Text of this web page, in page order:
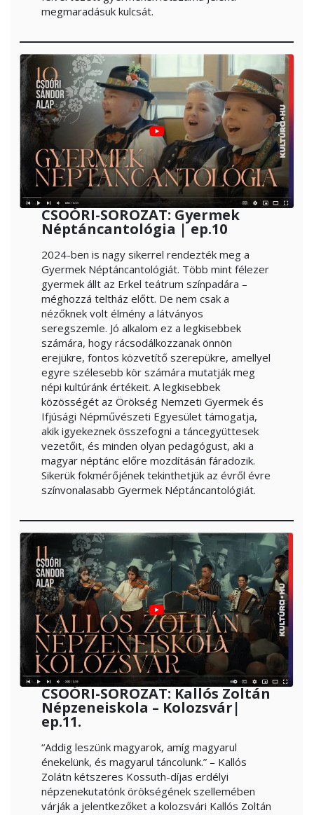
megmaradásuk kulcsát.
CSOÓRI-SOROZAT: Gyermek
Néptáncantológia | ep.10
2024-ben is nagy sikerrel rendezték meg a
Gyermek Néptáncantológiát. Több mint félezer
gyermek állt az Erkel teátrum színpadára –
méghozzá teltház előtt. De nem csak a
nézőknek volt élmény a látványos
seregszemle. Jó alkalom ez a legkisebbek
számára, hogy rácsodálkozzanak önnön
erejükre, fontos közvetítő szerepükre, amellyel
egyre szélesebb kör számára mutatják meg
népi kultúránk értékeit. A legkisebbek
közösségét az Örökség Nemzeti Gyermek és
Ifjúsági Népművészeti Egyesület támogatja,
akik igyekeznek összefogni a táncegyüttesek
vezetőit, és minden olyan pedagógust, aki a
magyar néptánc előre mozdításán fáradozik.
Sikerük fokmérőjének tekinthetjük az évről évre
színvonalasabb Gyermek Néptáncantológiát.
CSOÓRI-SOROZAT: Kallós Zoltán
Népzeneiskola – Kolozsvár|
ep.11.
“Addig leszünk magyarok, amíg magyarul
énekelünk, és magyarul táncolunk.” – Kallós
Zolátn kétszeres Kossuth-díjas erdélyi
népzenekutatónk örökségének szellemében
várják a jelentkezőket a kolozsvári Kallós Zoltán